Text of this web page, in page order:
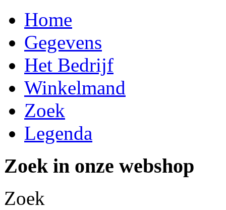
Home
Gegevens
Het Bedrijf
Winkelmand
Zoek
Legenda
Zoek in onze webshop
Zoek